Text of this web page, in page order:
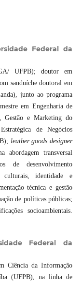
Federal da
UFPB); doutor em
sanduíche doutoral em
junto ao programa
em Engenharia de
Gestão e Marketing do
de Negócios
leather goods designer
transversal
de desenvolvimento
culturais, identidade e
técnica e gestão
de políticas públicas;
socioambientais.
Federal da
Ciência da Informação
(UFPB), na linha de